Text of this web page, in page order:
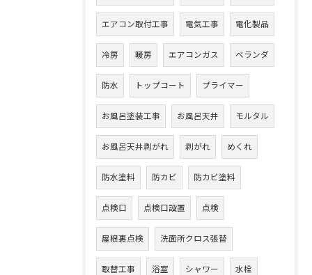
エアコン取付工事 電気工事 電化製品
冷房 暖房 エアコンガス ベランダ
防水 トップコート プライマー
お風呂塗装工事 お風呂天井 モルタル
お風呂天井剥がれ 剥がれ めくれ
防水塗料 防カビ 防カビ塗料
点検口 点検口設置 点検
屋根裏点検 洗面所クロス張替
取替工事 浴室 シャワー 水栓